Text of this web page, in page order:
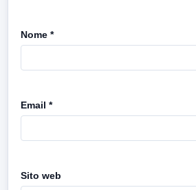
Nome *
Email *
Sito web